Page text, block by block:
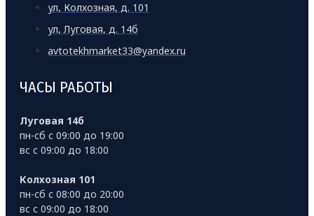
ул, Колхозная, д. 101
ул, Луговая, д. 14б
avtotekhmarket33@yandex.ru
ЧАСЫ РАБОТЫ
Луговая 14б
пн-сб с 09:00 до 19:00
вс с 09:00 до 18:00
Колхозная 101
пн-сб с 08:00 до 20:00
вс с 09:00 до 18:00